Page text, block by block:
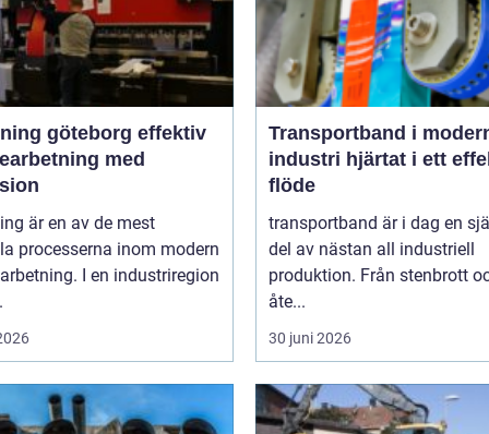
göteborg effektiv
med
är en av de mest
processerna inom modern
I en industriregion
Transportband i
industri hjärtat i ett effektivt
flöde
transportband är i dag en
del av nästan all industriell
produktion. Från stenbrott
åte...
30 juni 2026